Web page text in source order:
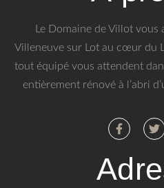
Le Domaine de Villot
Villeneuve sur Lot au cœur du
tout équipé vous attendent
entièrement rénové à l’abri